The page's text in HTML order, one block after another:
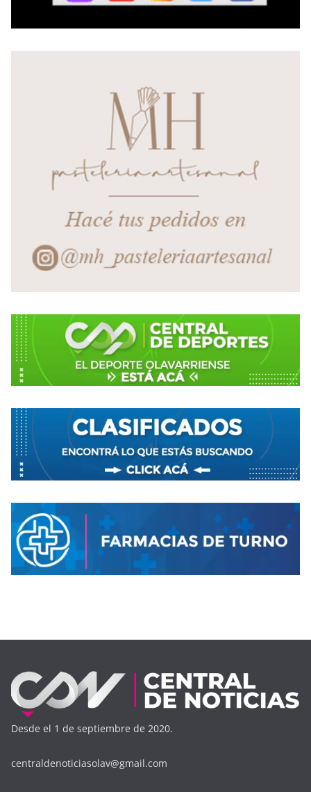
Desde el 1 de septiembre de 2020.
centraldenoticiasolav@gmail.com